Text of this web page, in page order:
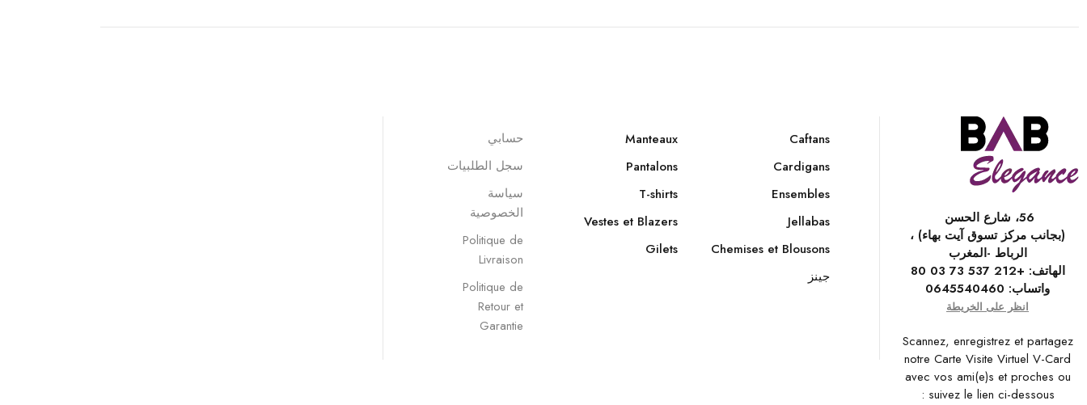
56، شارع الحسن
(بجانب مركز تسوق آيت بهاء) ،
الرباط -المغرب
الهاتف: +212 537 73 03 80
واتساب: 0645540460
انظر على الخريطة
Scannez, enregistrez et partagez
notre Carte Visite Virtuel V-Card
avec vos ami(e)s et proches ou
suivez le lien ci-dessous :
Caftans
Cardigans
Ensembles
Jellabas
Chemises et Blousons
جينز
Manteaux
Pantalons
T-shirts
Vestes et Blazers
Gilets
حسابي
سجل الطلبيات
سياسة
الخصوصية
Politique de
Livraison
Politique de
Retour et
Garantie